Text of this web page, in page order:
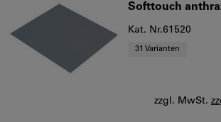
Softtouch
Kat. Nr.61520
31 Varianten
zzgl. MwSt.